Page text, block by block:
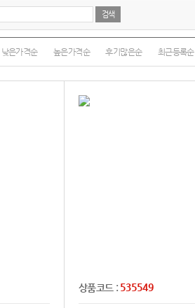
낮은가격순 높은가격순 후기많은순 최근등록순
상품코드 : 535549